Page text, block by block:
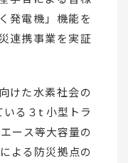
発電機」機能を
連携事業を実証
けた水素社会の
る３t 小型トラ
ース等大容量の
よる防災拠点の